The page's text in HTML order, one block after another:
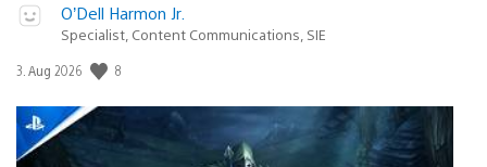
O’Dell Harmon Jr.
Specialist, Content Communications, SIE
Veröffentlichungsdatum:
3. Aug 2026 8